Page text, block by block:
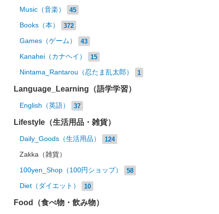
Music（音楽） 45
Books（本） 372
Games（ゲーム） 43
Kanahei（カナヘイ） 15
Nintama_Rantarou（忍たま乱太郎） 1
Language_Learning（語学学習）
English（英語） 37
Lifestyle（生活用品・雑貨）
Daily_Goods（生活用品） 124
Zakka（雑貨）
100yen_Shop（100円ショップ） 58
Diet（ダイエット） 10
Food（食べ物・飲み物）